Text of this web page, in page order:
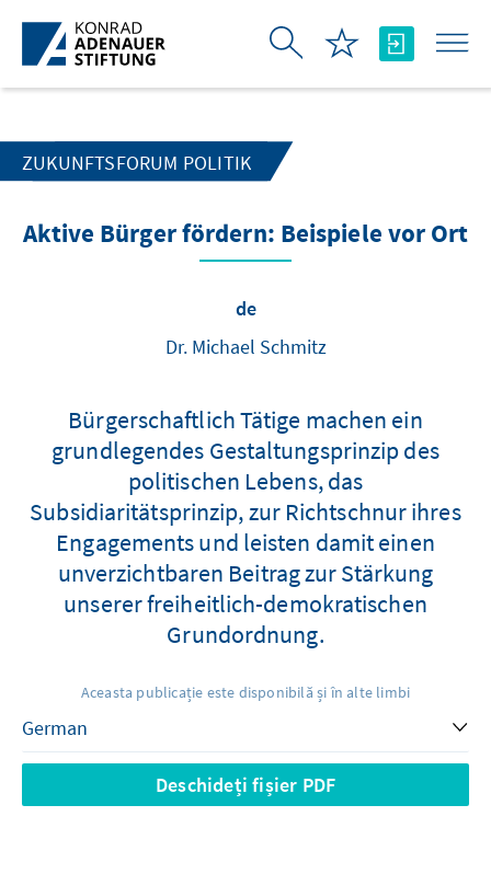
Skip to Main Content
ZUKUNFTSFORUM POLITIK
Aktive Bürger fördern: Beispiele vor Ort
de
Dr. Michael Schmitz
Bürgerschaftlich Tätige machen ein
grundlegendes Gestaltungsprinzip des
politischen Lebens, das
Subsidiaritätsprinzip, zur Richtschnur ihres
Engagements und leisten damit einen
unverzichtbaren Beitrag zur Stärkung
unserer freiheitlich-demokratischen
Grundordnung.
Aceasta publicație este disponibilă și în alte limbi
Deschideți fișier PDF